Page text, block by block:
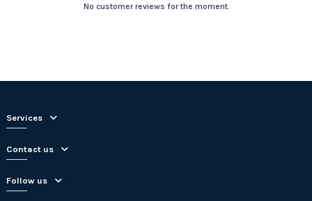
No customer reviews for the moment.
Services
Contact us
Follow us